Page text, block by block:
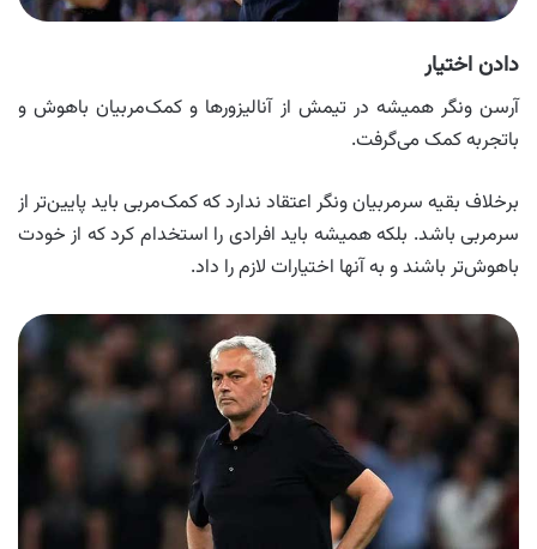
دادن اختیار
آرسن ونگر همیشه در تیمش از آنالیزورها و کمک‌مربیان باهوش و
باتجربه کمک می‌گرفت.
برخلاف بقیه سرمربیان ونگر اعتقاد ندارد که کمک‌مربی باید پایین‌تر از
سرمربی باشد. بلکه همیشه باید افرادی را استخدام کرد که از خودت
باهوش‌تر باشند و به آنها اختیارات لازم را داد.